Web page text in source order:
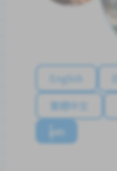
English
繁體中文
န်မာ